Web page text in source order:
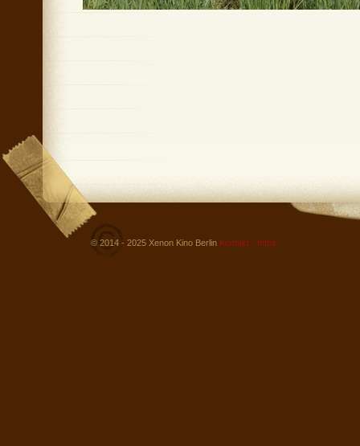
© 2014 - 2025 Xenon Kino Berlin Kontakt - Infos